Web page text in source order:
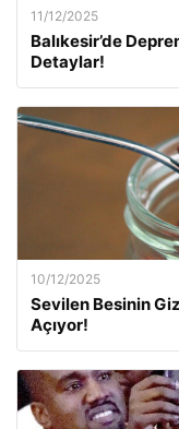
11/12/2025
Balıkesir’de
Detaylar!
10/12/2025
Sevilen Besinin
Açıyor!